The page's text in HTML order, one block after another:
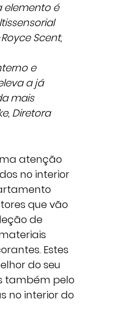
elemento é
Scent,
e
a já
mais
Diretora
atenção
no interior
que vão
de
Estes
do seu
também pelo
no interior do